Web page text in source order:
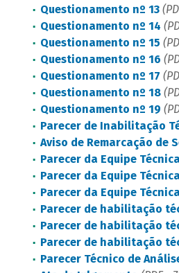
Questionamento nº 13
Questionamento nº 14
Questionamento nº 15
Questionamento nº 16
Questionamento nº 17
Questionamento nº 18
Questionamento nº 19
Parecer de Inabilitação
Aviso de Remarcação de
Parecer da Equipe
Parecer da Equipe
Parecer da Equipe
Parecer de habilitação
Parecer de habilitação
Parecer de habilitação
Parecer Técnico de